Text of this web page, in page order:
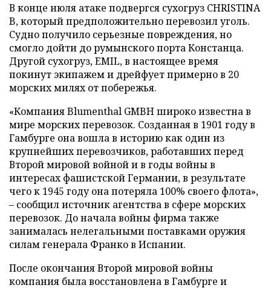
В конце июля атаке подвергся сухогруз CHRISTINA
B, который предположительно перевозил уголь.
Судно получило серьезные повреждения, но
смогло дойти до румынского порта Констанца.
Другой сухогруз, EMIL, в настоящее время
покинут экипажем и дрейфует примерно в 20
морских милях от побережья.
«Компания Blumenthal GMBH широко известна в
мире морских перевозок. Созданная в 1901 году в
Гамбурге она вошла в историю как один из
крупнейших перевозчиков, работавших перед
Второй мировой войной и в годы войны в
интересах фашистской Германии, в результате
чего к 1945 году она потеряла 100% своего флота»,
– сообщил источник агентства в сфере морских
перевозок. До начала войны фирма также
занималась нелегальными поставками оружия
силам генерала Франко в Испании.
После окончания Второй мировой войны
компания была восстановлена в Гамбурге и